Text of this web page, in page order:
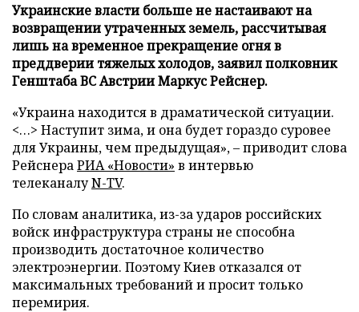
Украинские власти больше не настаивают на
возвращении утраченных земель, рассчитывая
лишь на временное прекращение огня в
преддверии тяжелых холодов, заявил полковник
Генштаба ВС Австрии Маркус Рейснер.
«Украина находится в драматической ситуации.
<…> Наступит зима, и она будет гораздо суровее
для Украины, чем предыдущая», – приводит слова
РейснераРИА «Новости» в интервью
телеканалуN-TV.
По словам аналитика, из-за ударов российских
войск инфраструктура страны не способна
производить достаточное количество
электроэнергии. Поэтому Киев отказался от
максимальных требований и просит только
перемирия.